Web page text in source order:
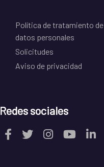
Política de tratamiento de
datos personales
Solicitudes
Aviso de privacidad
Redes sociales